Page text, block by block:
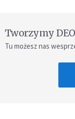
Tworzymy
Tu możesz nas